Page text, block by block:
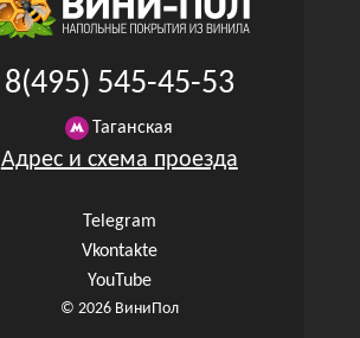
8(495) 545-45-53
Таганская
Адрес и схема проезда
Telegram
Vkontakte
YouTube
© 2026 ВиниПол